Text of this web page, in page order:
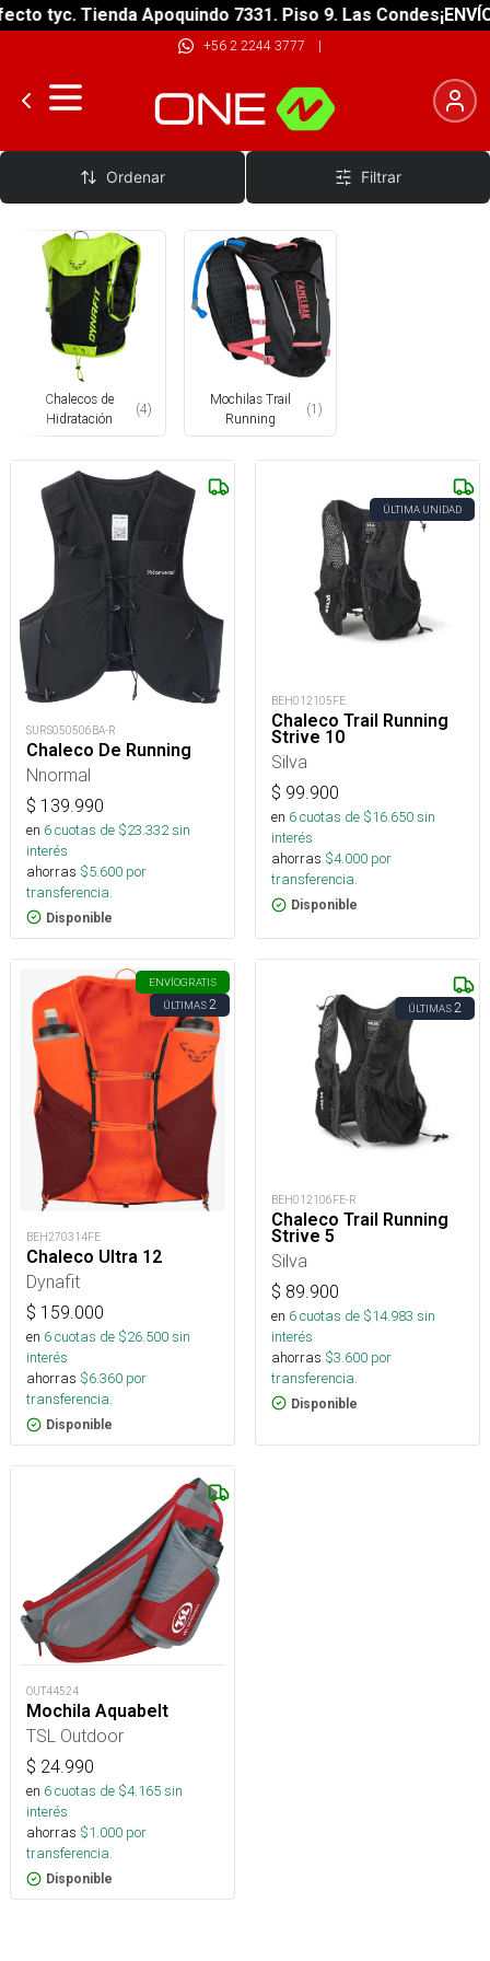
tyc. Tienda Apoquindo 7331. Piso 9. Las Condes
+56 2 2244 3777 |
Chalecos y Mochilas Trail Running
Ordenar Filtrar
Chalecos de
Hidratación
(4)
Mochilas Trail
Running
(1 )
SURS050506BA-R
Chaleco De Running
Nnormal
$ 139.990
en 6cuotas de $23.332sin
interés
ahorras $5.600 por
transferencia.
Disponible
ÚLTIMA UNIDAD
BEH012105FE
Chaleco Trail Running
Strive 10
Silva
$ 99.900
en 6cuotas de $16.650sin
interés
ahorras $4.000 por
transferencia.
Disponible
ENVÍOGRATIS
ÚLTIMAS2
BEH270314FE
Chaleco Ultra 12
Dynafit
$ 159.000
en 6cuotas de $26.500sin
interés
ahorras $6.360 por
transferencia.
Disponible
ÚLTIMAS2
BEH012106FE-R
Chaleco Trail Running
Strive 5
Silva
$ 89.900
en 6cuotas de $14.983 sin
interés
ahorras $3.600 por
transferencia.
Disponible
OUT44524
Mochila Aquabelt
TSL Outdoor
$ 24.990
en 6cuotas de $4.165sin
interés
ahorras $1.000 por
transferencia.
Disponible